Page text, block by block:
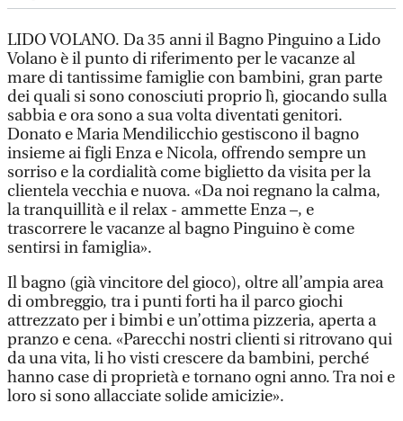
LIDO VOLANO. Da 35 anni il Bagno Pinguino a Lido
Volano è il punto di riferimento per le vacanze al
mare di tantissime famiglie con bambini, gran parte
dei quali si sono conosciuti proprio lì, giocando sulla
sabbia e ora sono a sua volta diventati genitori.
Donato e Maria Mendilicchio gestiscono il bagno
insieme ai figli Enza e Nicola, offrendo sempre un
sorriso e la cordialità come biglietto da visita per la
clientela vecchia e nuova. «Da noi regnano la calma,
la tranquillità e il relax - ammette Enza –, e
trascorrere le vacanze al bagno Pinguino è come
sentirsi in famiglia».
Il bagno (già vincitore del gioco), oltre all’ampia area
di ombreggio, tra i punti forti ha il parco giochi
attrezzato per i bimbi e un’ottima pizzeria, aperta a
pranzo e cena. «Parecchi nostri clienti si ritrovano qui
da una vita, li ho visti crescere da bambini, perché
hanno case di proprietà e tornano ogni anno. Tra noi e
loro si sono allacciate solide amicizie».